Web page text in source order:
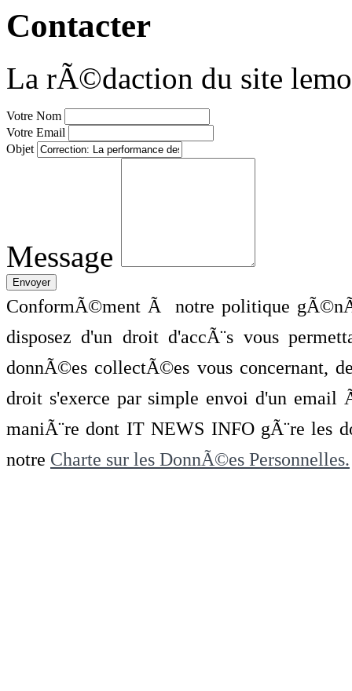
Contacter
La rÃ©daction du site
Votre Nom
Votre Email
Objet
Message
ConformÃ©ment Ã notre politique
disposez d'un droit d'accÃ¨s vous
donnÃ©es collectÃ©es vous concernant,
droit s'exerce par simple envoi d'un
maniÃ¨re dont IT NEWS INFO gÃ¨re les
notre Charte sur les DonnÃ©es Personnelles.